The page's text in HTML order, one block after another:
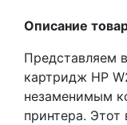
Описание
Представляем
картридж HP
незаменимым
принтера.